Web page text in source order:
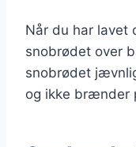
Når du har lavet
snobrødet over
snobrødet
og ikke brænder